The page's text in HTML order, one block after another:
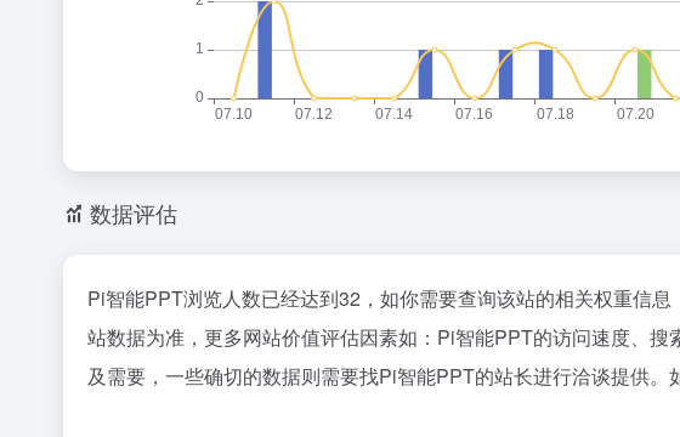
数据评估
Pi智能PPT浏览人数已经达到32，如你需要查询该站的相关权重信息
站数据为准，更多网站价值评估因素如：Pi智能PPT的访问速度、
及需要，一些确切的数据则需要找Pi智能PPT的站长进行洽谈提供。